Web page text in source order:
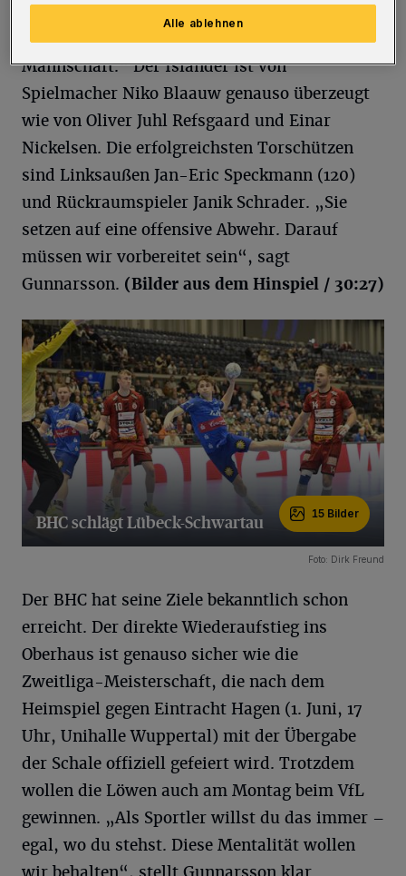
unten drin steht“, sagt BHC-Trainer Arnor
Gunnarsson. „Das ist eine richtig gute
Mannschaft.“ Der Isländer ist von
Spielmacher Niko Blaauw genauso überzeugt
wie von Oliver Juhl Refsgaard und Einar
Nickelsen. Die erfolgreichsten Torschützen
sind Linksaußen Jan-Eric Speckmann (120)
und Rückraumspieler Janik Schrader. „Sie
setzen auf eine offensive Abwehr. Darauf
müssen wir vorbereitet sein“, sagt
Gunnarsson. (Bilder aus dem Hinspiel / 30:27)
BHC schlägt Lübeck-Schwartau 15 Bilder
Foto: Dirk Freund
Der BHC hat seine Ziele bekanntlich schon
erreicht. Der direkte Wiederaufstieg ins
Oberhaus ist genauso sicher wie die
Zweitliga-Meisterschaft, die nach dem
Heimspiel gegen Eintracht Hagen (1. Juni, 17
Uhr, Unihalle Wuppertal) mit der Übergabe
der Schale offiziell gefeiert wird. Trotzdem
wollen die Löwen auch am Montag beim VfL
gewinnen. „Als Sportler willst du das immer –
egal, wo du stehst. Diese Mentalität wollen
Alle ablehnen